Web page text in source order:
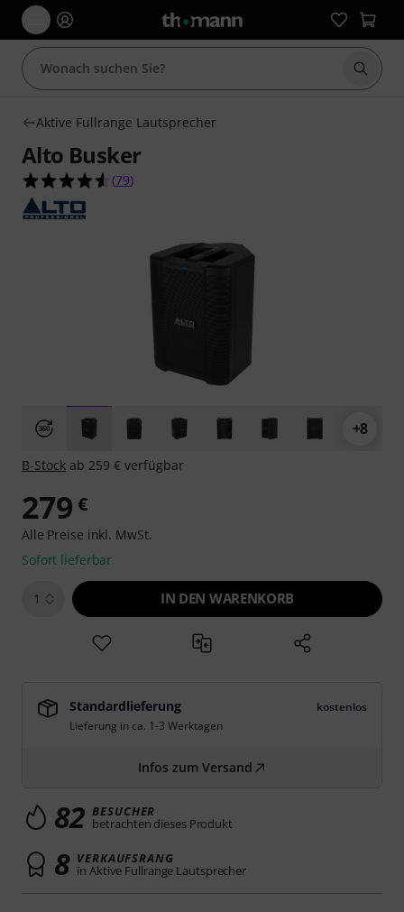
Suche
Aktive Fullrange Lautsprecher
Alto Busker
4.5 von 5 Sternen aus 79 Kundenbewertungen
(79)
+8
B-Stock ab 259 € verfügbar
279 €
Alle Preise inkl. MwSt.
Sofort lieferbar
1 IN DEN WARENKORB
Standardlieferung
kostenlos
Lieferung in ca. 1-3 Werktagen
Infos zum Versand
82 BESUCHER
betrachten dieses Produkt
8 VERKAUFSRANG
in Aktive Fullrange Lautsprecher